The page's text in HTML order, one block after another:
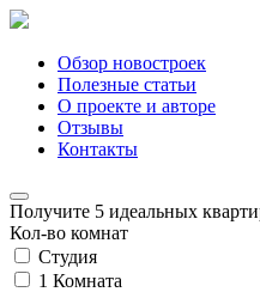
Обзор новостроек
Полезные статьи
О проекте и авторе
Отзывы
Контакты
Получите 5 идеальных
Кол-во комнат
Студия
1 Комната